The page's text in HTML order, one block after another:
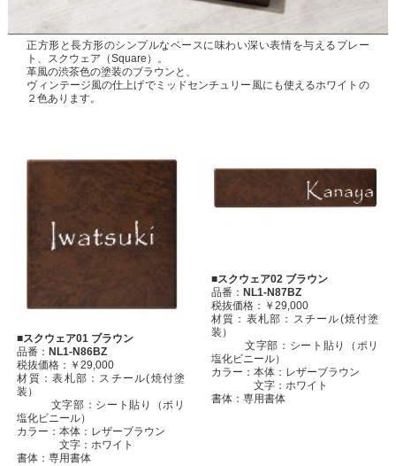
正方形と長方形のシンプルなベースに味わい深い表情を与えるプレー
ト、スクウェア（Square）。
革風の渋茶色の塗装のブラウンと、
ヴィンテージ風の仕上げでミッドセンチュリー風にも使えるホワイトの
２色あります。
■スクウェア01 ブラウン
品番： NL1-N86BZ
税抜価格：￥29,000
材質：表札部：スチール(焼付塗
装）
文字部：シート貼り（ポリ
塩化ビニール）
カラー：本体：レザーブラウン
文字：ホワイト
書体：専用書体
■スクウェア02 ブラウン
品番： NL1-N87BZ
税抜価格：￥29,000
材質：表札部：スチール(焼付塗
装）
文字部：シート貼り（ポリ
塩化ビニール）
カラー：本体：レザーブラウン
文字：ホワイト
書体：専用書体